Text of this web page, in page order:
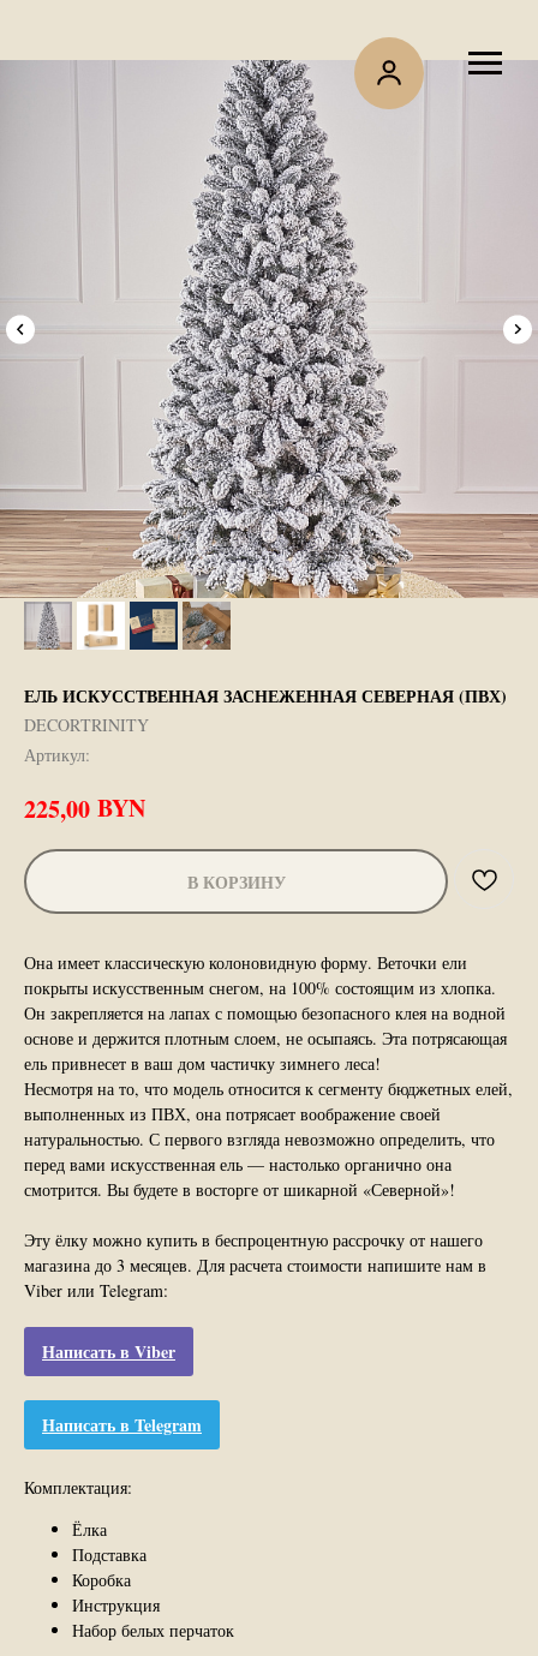
ЕЛЬ ИСКУССТВЕННАЯ ЗАСНЕЖЕННАЯ СЕВЕРНАЯ (ПВХ)
DECORTRINITY
Артикул:
225,00 BYN
В КОРЗИНУ
Она имеет классическую колоновидную форму. Веточки ели
покрыты искусственным снегом, на 100% состоящим из хлопка.
Он закрепляется на лапах с помощью безопасного клея на водной
основе и держится плотным слоем, не осыпаясь. Эта потрясающая
ель привнесет в ваш дом частичку зимнего леса!
Несмотря на то, что модель относится к сегменту бюджетных елей,
выполненных из ПВХ, она потрясает воображение своей
натуральностью. С первого взгляда невозможно определить, что
перед вами искусственная ель — настолько органично она
смотрится. Вы будете в восторге от шикарной «Северной»!
Эту ёлку можно купить в беспроцентную рассрочку от нашего
магазина до 3 месяцев. Для расчета стоимости напишите нам в
Viber или Telegram:
Написать в Viber
Написать в Telegram
Комплектация:
Ёлка
Подставка
Коробка
Инструкция
Набор белых перчаток